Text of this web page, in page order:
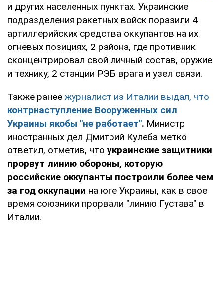
и других населенных пунктах. Украинские
подразделения ракетных войск поразили 4
артиллерийских средства оккупантов на их
огневых позициях, 2 района, где противник
сконцентрировал свой личный состав, оружие
и технику, 2 станции РЭБ врага и узел связи.
Также ранее журналист из Италии выдал, что
контрнаступление Вооруженных сил
Украины якобы "не работает". Министр
иностранных дел Дмитрий Кулеба метко
ответил, отметив, что украинские защитники
прорвут линию обороны, которую
российские оккупанты построили более чем
за год оккупации на юге Украины, как в свое
время союзники прорвали "линию Густава" в
Италии.